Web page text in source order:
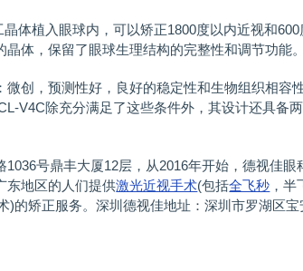
植入眼球内，可以矫正1800度以内近视和600
体，保留了眼球生理结构的完整性和调节功能。
，预测性好，良好的稳定性和生物组织相容性
V4C除充分满足了这些条件外，其设计还具备
号鼎丰大厦12层，从2016年开始，德视佳眼
东地区的人们提供激光近视手术(包括全飞秒 ，半
)的矫正服务。深圳德视佳地址：深圳市罗湖区宝